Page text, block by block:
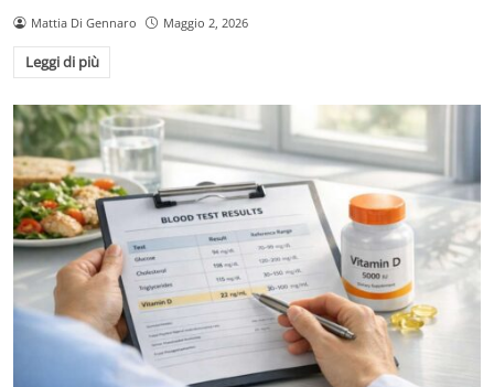
Mattia Di Gennaro Maggio 2, 2026
Leggi di più